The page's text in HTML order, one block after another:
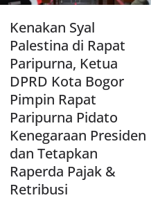
Kenakan Syal
Palestina di Rapat
Paripurna, Ketua
DPRD Kota Bogor
Pimpin Rapat
Paripurna Pidato
Kenegaraan Presiden
dan Tetapkan
Raperda Pajak &
Retribusi